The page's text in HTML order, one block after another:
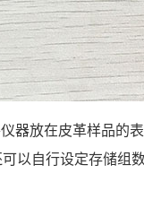
器放在皮革样品的
以自行设定存储组